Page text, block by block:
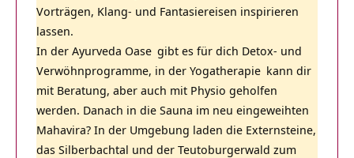
Vorträgen, Klang- und Fantasiereisen inspirieren
lassen.
In der Ayurveda Oase gibt es für dich Detox- und
Verwöhnprogramme, in der Yogatherapie kann dir
mit Beratung, aber auch mit Physio geholfen
werden. Danach in die Sauna im neu eingeweihten
Mahavira? In der Umgebung laden die Externsteine,
das Silberbachtal und der Teutoburgerwald zum